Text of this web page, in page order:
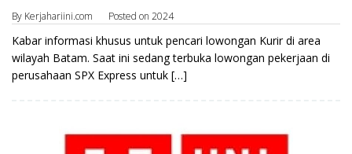
By Kerjahariini.com Posted on 2024
Kabar informasi khusus untuk pencari lowongan Kurir di area
wilayah Batam. Saat ini sedang terbuka lowongan pekerjaan di
perusahaan SPX Express untuk […]